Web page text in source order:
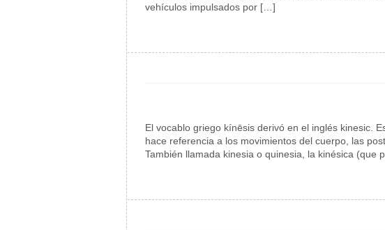
vehículos impulsados por […]
El vocablo griego kínēsis derivó en el inglés kinesic.
hace referencia a los movimientos del cuerpo, las
También llamada kinesia o quinesia, la kinésica (que